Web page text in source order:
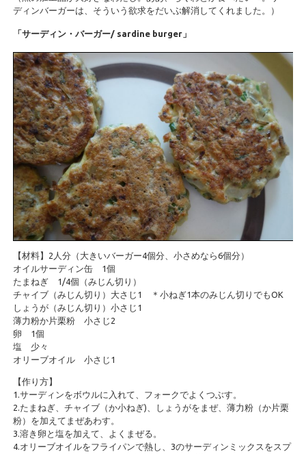
ディンバーガーは、そういう欲求をだいぶ解消してくれました。）
「サーディン・バーガー/ sardine burger」
【材料】2人分（大きいバーガー4個分、小さめなら6個分）
オイルサーディン缶 1個
たまねぎ 1/4個（みじん切り）
チャイブ（みじん切り）大さじ1 ＊小ねぎ1本のみじん切りでもOK
しょうが（みじん切り）小さじ1
薄力粉か片栗粉 小さじ2
卵 1個
塩 少々
オリーブオイル 小さじ1
【作り方】
1.サーディンをボウルに入れて、フォークでよくつぶす。
2.たまねぎ、チャイブ（か小ねぎ)、しょうがをまぜ、薄力粉（か片栗
粉）を加えてまぜあわす。
3.溶き卵と塩を加えて、よくまぜる。
4.オリーブオイルをフライパンで熱し、3のサーディンミックスをスプ